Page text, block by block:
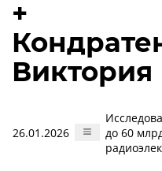
+
Виктория
26.01.2026
до 60